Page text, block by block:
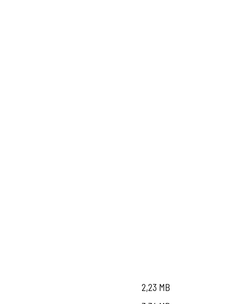
2,23 MB